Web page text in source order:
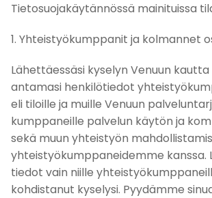
Tietosuojakäytännössä mainituissa
1. Yhteistyökumppanit ja kolmannet
Lähettäessäsi kyselyn Venuun
antamasi henkilötiedot
eli tiloille ja muille Venuun
kumppaneille palvelun käytön ja
sekä muun yhteistyön
yhteistyökumppaneidemme kanssa.
tiedot vain niille
kohdistanut kyselysi. Pyydämme